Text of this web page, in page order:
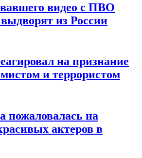
видео с ПВО
из России
на признание
и террористом
пожаловалась на
актеров в